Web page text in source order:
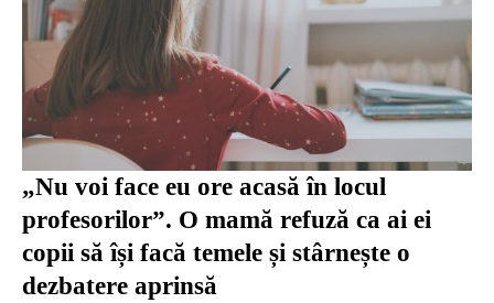
„Nu voi face eu ore acasă în locul
profesorilor”. O mamă refuză ca ai ei
copii să își facă temele și stârnește o
dezbatere aprinsă